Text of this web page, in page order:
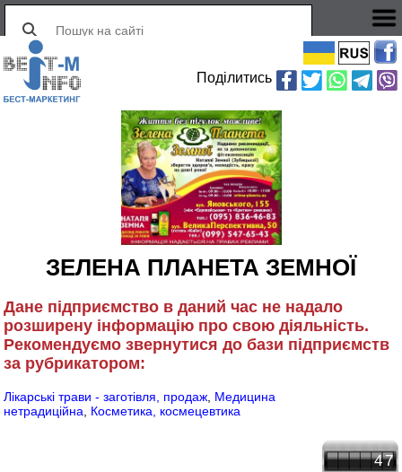
Поділитись
ЗЕЛЕНА ПЛАНЕТА ЗЕМНОЇ
Дане підприємство в даний час не надало
розширену інформацію про свою діяльність.
Рекомендуємо звернутися до бази підприємств
за рубрикатором:
Лікарські трави - заготівля, продаж Медицина
нетрадиційна
Косметика, космецевтика
47